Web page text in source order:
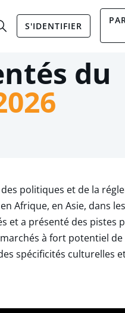
S'IDENTIFIER
du
politiques et de la
Afrique, en Asie, dans
et a présenté des pistes
à fort potentiel de
spécificités culturelles